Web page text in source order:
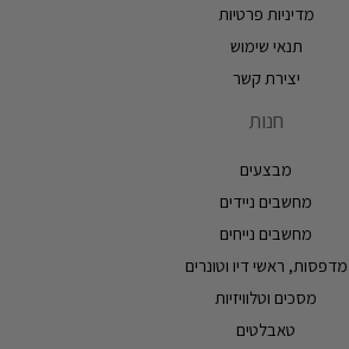
מדיניות פרטיות
תנאי שימוש
יצירת קשר
חנות
מבצעים
מחשבים ניידים
מחשבים נייחים
מדפסות, ראשי דיו וטונרים
מסכים וטלוויזיות
טאבלטים